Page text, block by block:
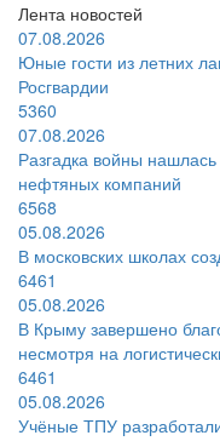
Лента новостей
07.08.2026
Юные гости из летних
Росгвардии
5360
07.08.2026
Разгадка войны
нефтяных компаний
6568
05.08.2026
В московских школах
6461
05.08.2026
В Крыму завершено
несмотря на
6461
05.08.2026
Учёные ТПУ